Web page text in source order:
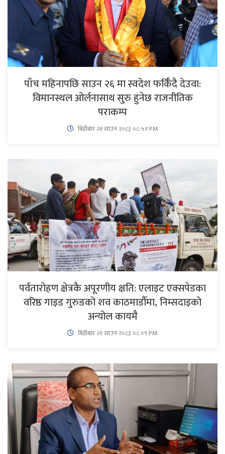
पाँच महिनापछि साउन २६ मा स्वदेश फर्किँदै देउवा:
विमानस्थल ओर्लनासाथ सुरु हुनेछ राजनीतिक
पराकम्प
बिहीबार २१ साउन २०८३ ०८:५१ PM
पर्वतारोहण क्षेत्रकै अपूरणीय क्षति: एलाइट एक्सपेडका
वरिष्ठ गाइड गुरुङको शव काठमाडौँमा, निम्सदाइको
अन्योल कायमै
बिहीबार २१ साउन २०८३ ०८:०९ PM